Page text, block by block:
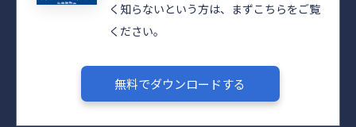
く知らないという方は、まずこちらをご覧
ください。
無料でダウンロードする